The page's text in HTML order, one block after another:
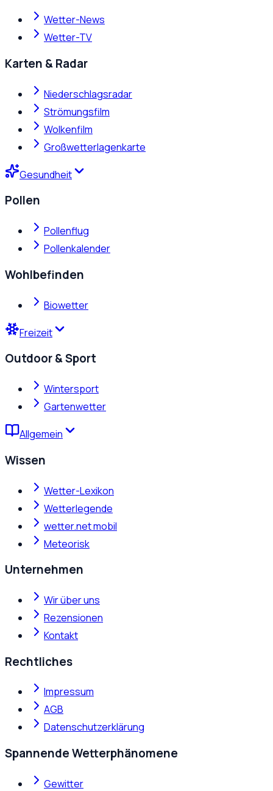
Wetter-News
Wetter-TV
Karten & Radar
Niederschlagsradar
Strömungsfilm
Wolkenfilm
Großwetterlagenkarte
Gesundheit
Pollen
Pollenflug
Pollenkalender
Wohlbefinden
Biowetter
Freizeit
Outdoor & Sport
Wintersport
Gartenwetter
Allgemein
Wissen
Wetter-Lexikon
Wetterlegende
wetter.net mobil
Meteorisk
Unternehmen
Wir über uns
Rezensionen
Kontakt
Rechtliches
Impressum
AGB
Datenschutzerklärung
Spannende Wetterphänomene
Gewitter